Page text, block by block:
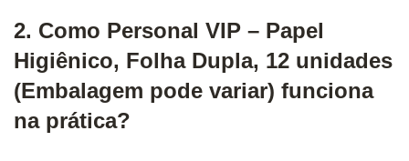
2. Como Personal VIP – Papel
Higiênico, Folha Dupla, 12 unidades
(Embalagem pode variar) funciona
na prática?